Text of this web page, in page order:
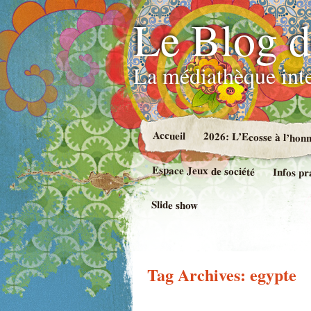
Le Blog
La médiathèque
Accueil 2026: L’Ecosse à
Espace Jeux de société Infos
Slide show
Tag Archives: egypte